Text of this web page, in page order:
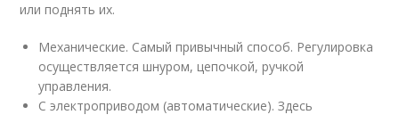
или поднять их.
Механические. Самый привычный способ. Регулировка
осуществляется шнуром, цепочкой, ручкой
управления.
С электроприводом (автоматические). Здесь